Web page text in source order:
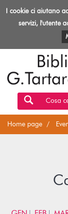
Biblioteca
Rovereto
EVENTI E
Cosa
Home page
I cookie ci aiutano
servizi, l'utente